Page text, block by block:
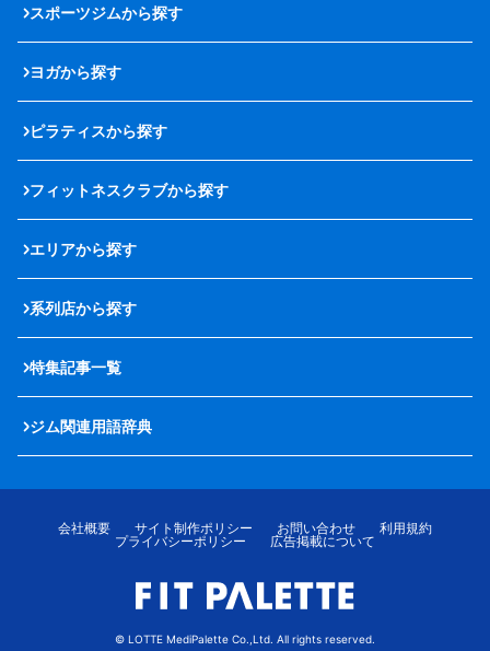
スポーツジムから探す
ヨガから探す
ピラティスから探す
フィットネスクラブから探す
エリアから探す
系列店から探す
特集記事一覧
ジム関連用語辞典
会社概要 サイト制作ポリシー お問い合わせ
利用規約
プライバシーポリシー
広告掲載について
© LOTTE MediPalette Co.,Ltd. All rights reserved.